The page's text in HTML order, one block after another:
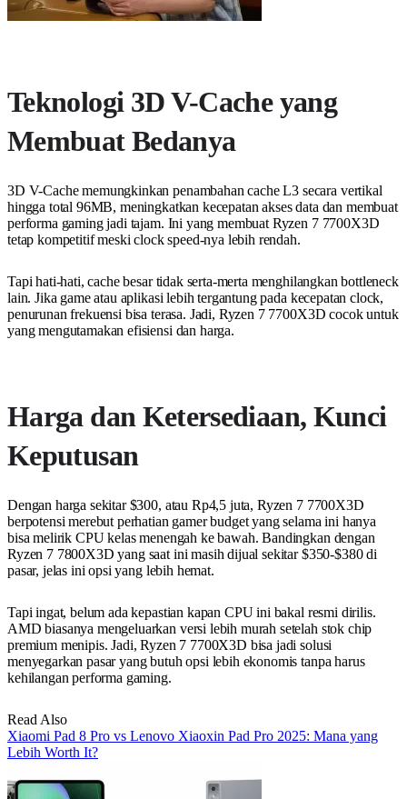
Teknologi 3D V-Cache yang
Membuat Bedanya
3D V-Cache memungkinkan penambahan cache L3 secara vertikal
hingga total 96MB, meningkatkan kecepatan akses data dan membuat
performa gaming jadi tajam. Ini yang membuat Ryzen 7 7700X3D
tetap kompetitif meski clock speed-nya lebih rendah.
Tapi hati-hati, cache besar tidak serta-merta menghilangkan bottleneck
lain. Jika game atau aplikasi lebih tergantung pada kecepatan clock,
penurunan frekuensi bisa terasa. Jadi, Ryzen 7 7700X3D cocok untuk
yang mengutamakan efisiensi dan harga.
Harga dan Ketersediaan, Kunci
Keputusan
Dengan harga sekitar $300, atau Rp4,5 juta, Ryzen 7 7700X3D
berpotensi merebut perhatian gamer budget yang selama ini hanya
bisa melirik CPU kelas menengah ke bawah. Bandingkan dengan
Ryzen 7 7800X3D yang saat ini masih dijual sekitar $350-$380 di
pasar, jelas ini opsi yang lebih hemat.
Tapi ingat, belum ada kepastian kapan CPU ini bakal resmi dirilis.
AMD biasanya mengeluarkan versi lebih murah setelah stok chip
premium menipis. Jadi, Ryzen 7 7700X3D bisa jadi solusi
menyegarkan pasar yang butuh opsi lebih ekonomis tanpa harus
kehilangan performa gaming.
Read Also
Xiaomi Pad 8 Pro vs Lenovo Xiaoxin Pad Pro 2025: Mana yang
Lebih Worth It?